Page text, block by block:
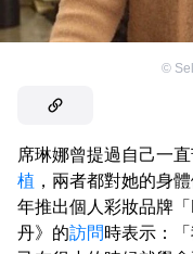
©
席琳娜曾提過自己一
植 ，兩者都對她的身
年推出個人彩妝品牌
丹》的訪問時表示：